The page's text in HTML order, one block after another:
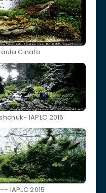
Cinato
IAPLC 2015
- IAPLC 2015